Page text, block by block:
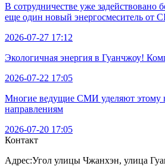
В сотрудничестве уже
еще один новый энергосмеситель от
2026-07-27 17:12
Экологичная энергия в Гуанчжоу!
2026-07-22 17:05
Многие ведущие СМИ уделяют этому
направлениям
2026-07-20 17:05
Контакт
Адрес:Угол улицы Чжанхэн, улица